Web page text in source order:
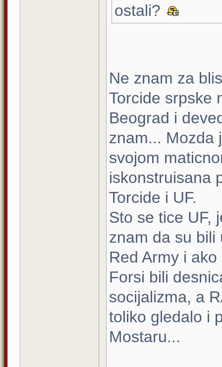
ostali?
Ne znam za
Torcide srpske
Beograd i
znam... Mozda
svojom
iskonstruisana
Torcide i UF.
Sto se tice UF,
znam da su bili
Red Army i
Forsi bili
socijalizma, a
toliko gledalo i
Mostaru...